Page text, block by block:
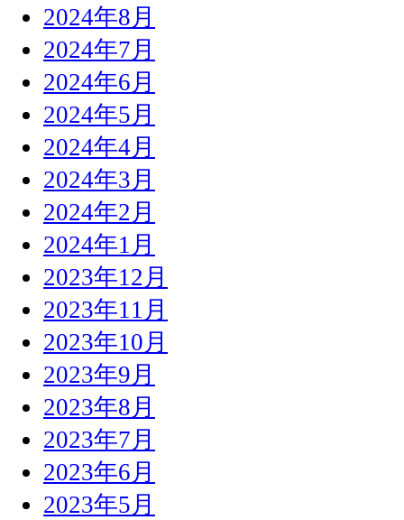
2024年8月
2024年7月
2024年6月
2024年5月
2024年4月
2024年3月
2024年2月
2024年1月
2023年12月
2023年11月
2023年10月
2023年9月
2023年8月
2023年7月
2023年6月
2023年5月